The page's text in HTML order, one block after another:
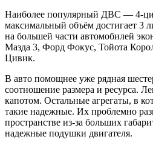
Наиболее популярный ДВС — 4-
максимальный объём достигает 3
на большей части автомобилей
Мазда 3, Форд Фокус, Тойота
Цивик.
В авто помощнее уже рядная
соотношение размера и ресурса.
капотом. Остальные агрегаты, в
такие надежные. Их проблемно
пространстве из-за больших
надежные подушки двигателя.